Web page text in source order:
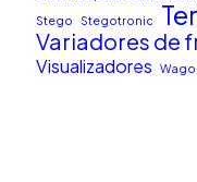
Stego Stegotronic
Variadores de
Visualizadores
Wago